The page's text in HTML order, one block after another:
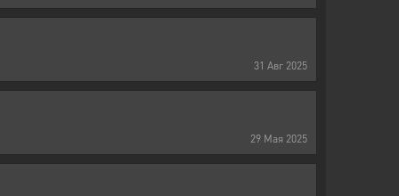
31 Авг 2025
29 Мая 2025